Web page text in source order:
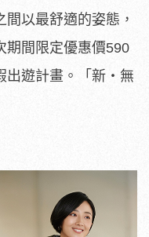
以最舒適的姿態，
期間限定優惠價590
出遊計畫。「新・無